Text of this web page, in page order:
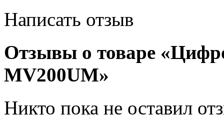
Написать отзыв
Отзывы о товаре
MV200UM»
Никто пока не оставил